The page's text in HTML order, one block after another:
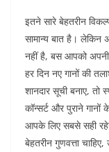
इतने सारे बेहतरीन
सामान्य बात है। लेकिन
नहीं है, बस आपको
हर दिन नए गानों की
शानदार सूची बनाए,
कॉन्सर्ट और पुराने
आपके लिए सबसे सही
बेहतरीन गुणवत्ता